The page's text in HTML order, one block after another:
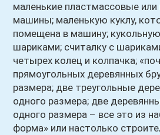
маленькие пластмассовые
машины; маленькую куклу,
помещена в машину;
шариками; считалку с
четырех колец и колпачка;
прямоугольных деревянных
размера; две треугольные
одного размера; две
одного размера – все это из
форма» или настолько